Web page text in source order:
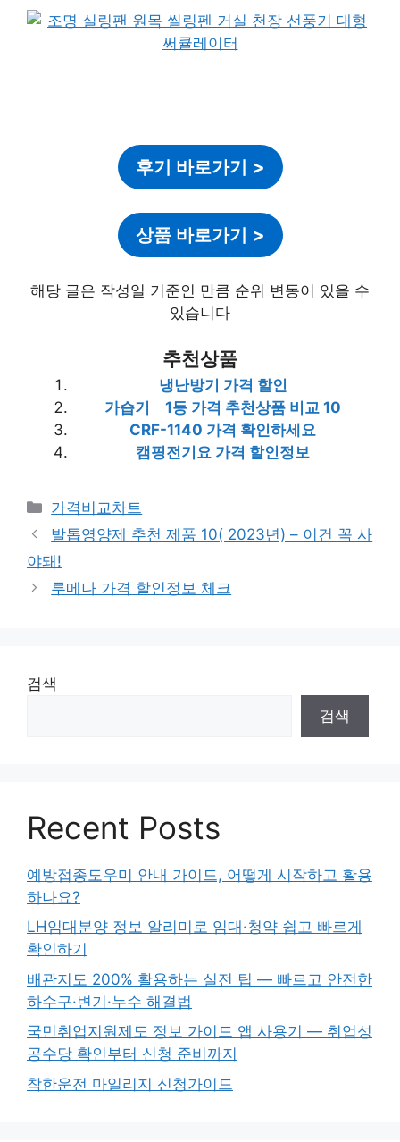
후기 바로가기 >
상품 바로가기 >
해당 글은 작성일 기준인 만큼 순위 변동이 있을 수
있습니다
추천상품
냉난방기 가격 할인
가습기 1등 가격 추천상품 비교 10
CRF-1140 가격 확인하세요
캠핑전기요 가격 할인정보
카
테
리
가격비교차트
발톱영양제 추천 제품 10( 2023년) – 이건 꼭 사
야돼!
루메나 가격 할인정보 체크
검색
검색
Recent Posts
예방접종도우미 안내 가이드, 어떻게 시작하고 활용
하나요?
LH임대분양 정보 알리미로 임대·청약 쉽고 빠르게
확인하기
배관지도 200% 활용하는 실전 팁 — 빠르고 안전한
하수구·변기·누수 해결법
국민취업지원제도 정보 가이드 앱 사용기 — 취업성
공수당 확인부터 신청 준비까지
착한운전 마일리지 신청가이드